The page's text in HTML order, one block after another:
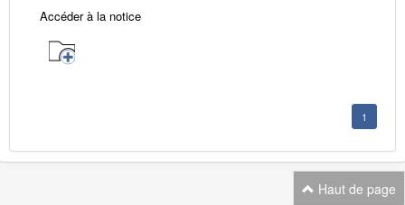
Accéder à la notice
1
Haut de page